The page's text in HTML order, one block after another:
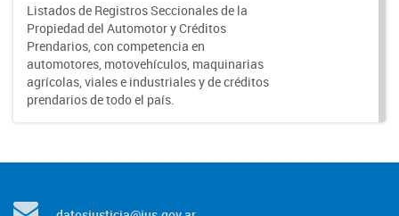
Listados de Registros Seccionales de la
Propiedad del Automotor y Créditos
Prendarios, con competencia en
automotores, motovehículos, maquinarias
agrícolas, viales e industriales y de créditos
prendarios de todo el país.